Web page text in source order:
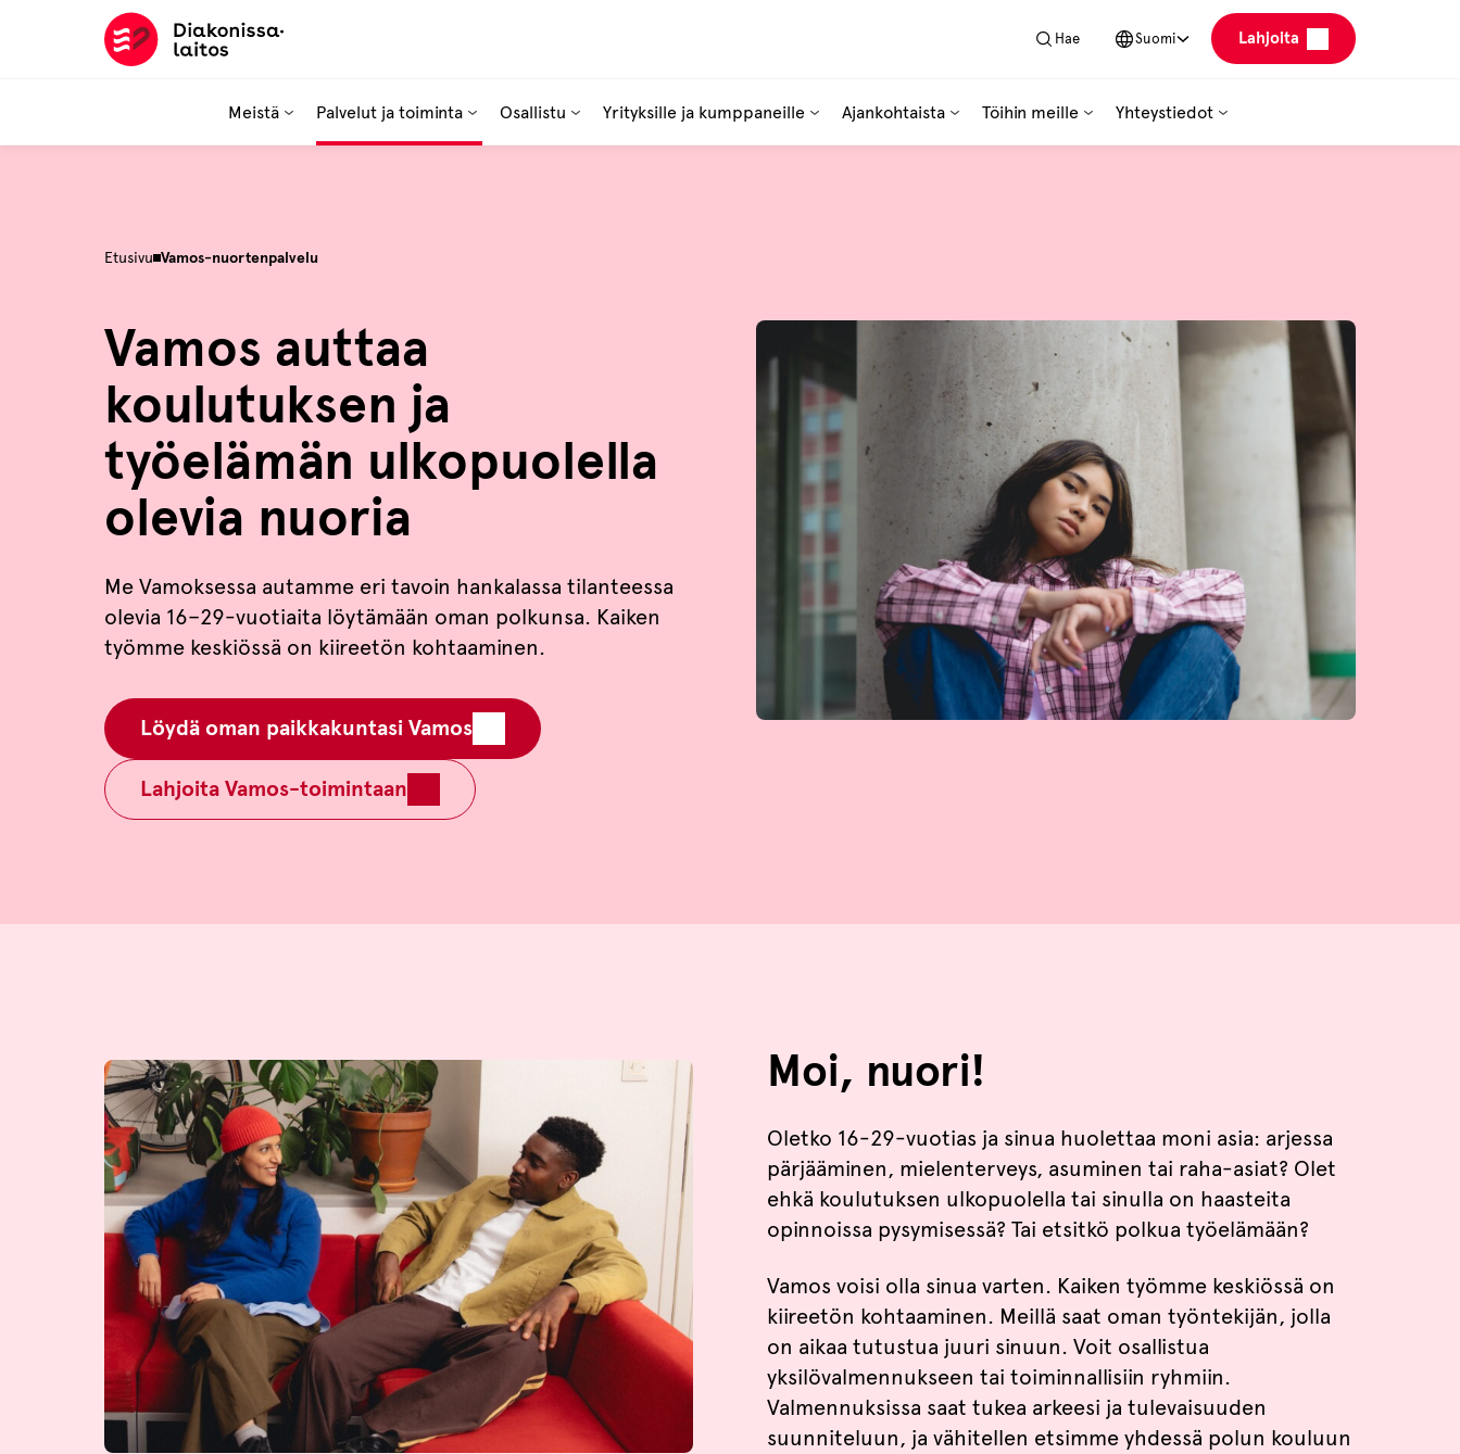
Hae Suomi Lahjoita
Meistä Palvelut ja toiminta Osallistu Yrityksille ja kumppaneille Ajankohtaista Töihin meille Yhteystiedot
Etusivu Vamos-nuortenpalvelu
Vamos auttaa
koulutuksen ja
työelämän ulkopuolella
olevia nuoria
Me Vamoksessa autamme eri tavoin hankalassa tilanteessa
olevia 16–29-vuotiaita löytämään oman polkunsa. Kaiken
työmme keskiössä on kiireetön kohtaaminen.
Löydä oman paikkakuntasi Vamos
Lahjoita Vamos-toimintaan
Moi, nuori!
Oletko 16-29-vuotias ja sinua huolettaa moni asia: arjessa
pärjääminen, mielenterveys, asuminen tai raha-asiat? Olet
ehkä koulutuksen ulkopuolella tai sinulla on haasteita
opinnoissa pysymisessä? Tai etsitkö polkua työelämään?
Vamos voisi olla sinua varten. Kaiken työmme keskiössä on
kiireetön kohtaaminen. Meillä saat oman työntekijän, jolla
on aikaa tutustua juuri sinuun. Voit osallistua
yksilövalmennukseen tai toiminnallisiin ryhmiin.
Valmennuksissa saat tukea arkeesi ja tulevaisuuden
suunniteluun, ja vähitellen etsimme yhdessä polun kouluun